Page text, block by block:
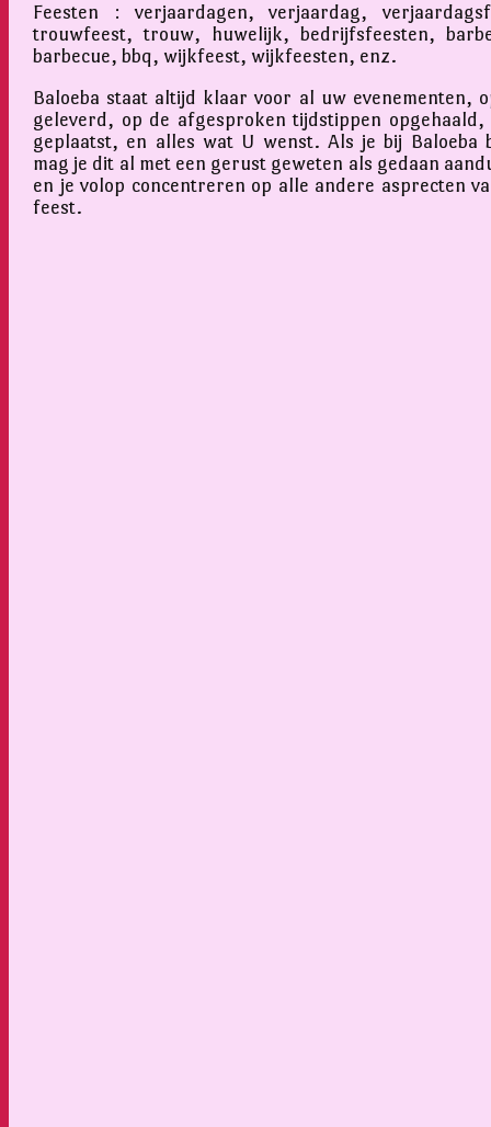
Feesten : verjaardagen, verjaardag,
trouwfeest, trouw, huwelijk, bedrijfsfeesten,
barbecue, bbq, wijkfeest, wijkfeesten, enz.
Baloeba staat altijd klaar voor al uw evenementen,
geleverd, op de afgesproken tijdstippen opgehaald,
geplaatst, en alles wat U wenst. Als je bij Baloeba
mag je dit al met een gerust geweten als gedaan
en je volop concentreren op alle andere asprecten
feest.